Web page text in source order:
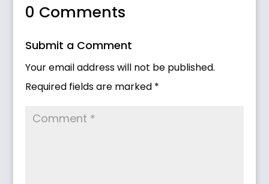
0 Comments
Submit a Comment
Your email address will not be published.
Required fields are marked *